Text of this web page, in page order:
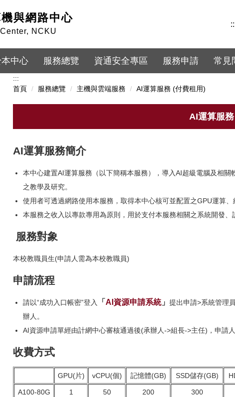
與網路中心
NCKU
本中心 服務總覽 資通安全專區 服務申請 常見
:::
首頁
服務總覽 主機與雲端服務 AI運算服務 (付費租用)
AI運算服
AI運算服務簡介
本中心建置AI運算服務（以下簡稱本服務），導入AI超級電腦及相
之教學及研究。
使用者可透過網路使用本服務，取得本中心核可並配置之GPU運算
本服務之收入以專款專用為原則，用於支付本服務相關之系統開發
服務對象
本校教職員生(申請人需為本校教職員)
申請流程
請以“成功入口帳密”登入 「 AI資源申請系統」 提出申請>系統管理
辦人。
AI資源申請單經由計網中心審核通過後(承辦人->組長->主任)，申請
收費方式
GPU(片) vCPU(個) 記憶體(GB) SSD儲存(GB)
A100-80G 1 50 200 300